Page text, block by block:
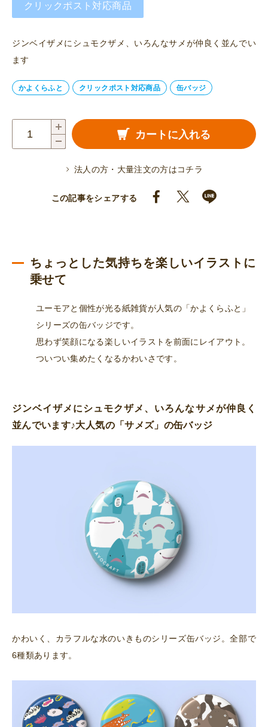
クリックポスト対応商品
ジンベイザメにシュモクザメ、いろんなサメが仲良く並んでい
ます
かよくらふと クリックポスト対応商品 缶バッジ
カートに入れる
法人の方・大量注文の方はコチラ
この記事をシェアする
ちょっとした気持ちを楽しいイラストに
乗せて
ユーモアと個性が光る紙雑貨が人気の「かよくらふと」
シリーズの缶バッジです。
思わず笑顔になる楽しいイラストを前面にレイアウト。
ついつい集めたくなるかわいさです。
ジンベイザメにシュモクザメ、いろんなサメが仲良く
並んでいます♪大人気の「サメズ」の缶バッジ
かわいく、カラフルな水のいきものシリーズ缶バッジ。全部で
6種類あります。